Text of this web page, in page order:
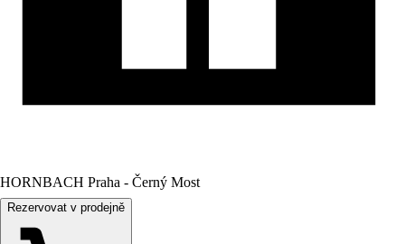
HORNBACH Praha - Černý Most
Rezervovat v prodejně